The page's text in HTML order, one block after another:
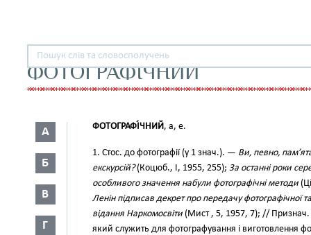
ФОТОГРАФІЧНИЙ
А
Б
В
Г
ФОТОГРАФІ́ЧНИЙ, а, е.
1. Стос. до фотографії (у 1 знач.). — Ви, певно,
екскурсій?(Коцюб., І, 1955, 255); За останні роки
особливого значення набули фотографічні методи
Ленін підписав декрет про передачу фотографічної та
відання Наркомосвіти (Мист , 5, 1957, 7); //
який служить для фотографування і виготовлення